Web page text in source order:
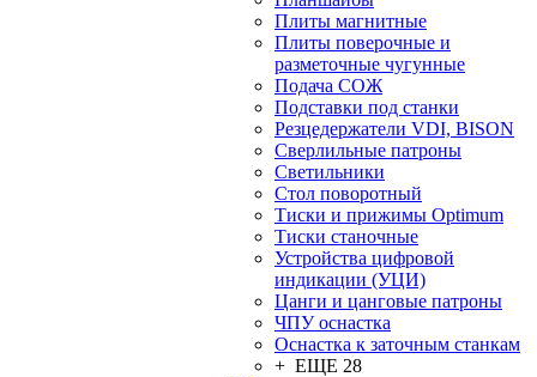
Плиты магнитные
Плиты поверочные и
разметочные чугунные
Подача СОЖ
Подставки под станки
Резцедержатели VDI, BISON
Сверлильные патроны
Светильники
Стол поворотный
Тиски и прижимы Optimum
Тиски станочные
Устройства цифровой
индикации (УЦИ)
Цанги и цанговые патроны
ЧПУ оснастка
Оснастка к заточным станкам
+ ЕЩЕ 28